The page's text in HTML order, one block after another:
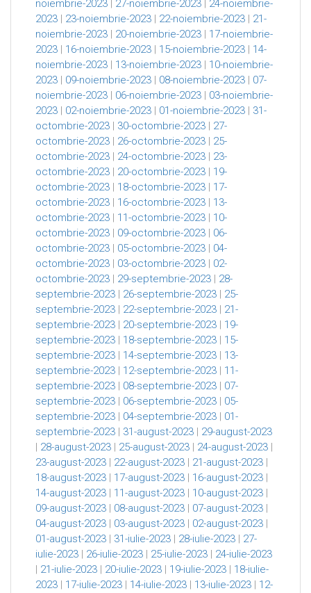
noiembrie-2023 27-noiembrie-2023
24-noiembrie-
2023 | 23-noiembrie-2023 | 22-noiembrie-2023 | 21-
noiembrie-2023 | 20-noiembrie-2023 | 17-noiembrie-
2023 | 16-noiembrie-2023 | 15-noiembrie-2023 | 14-
noiembrie-2023 | 13-noiembrie-2023 | 10-noiembrie-
2023 | 09-noiembrie-2023 | 08-noiembrie-2023 | 07-
noiembrie-2023 | 06-noiembrie-2023 | 03-noiembrie-
2023 | 02-noiembrie-2023 | 01-noiembrie-2023 | 31-
octombrie-2023 | 30-octombrie-2023 | 27-
octombrie-2023 | 26-octombrie-2023 | 25-
octombrie-2023 | 24-octombrie-2023 | 23-
octombrie-2023 | 20-octombrie-2023 | 19-
octombrie-2023 | 18-octombrie-2023 | 17-
octombrie-2023 | 16-octombrie-2023 | 13-
octombrie-2023 | 11-octombrie-2023 | 10-
octombrie-2023 | 09-octombrie-2023 | 06-
octombrie-2023 | 05-octombrie-2023 | 04-
octombrie-2023 | 03-octombrie-2023 | 02-
octombrie-2023 | 29-septembrie-2023 | 28-
septembrie-2023 | 26-septembrie-2023 | 25-
septembrie-2023 | 22-septembrie-2023 | 21-
septembrie-2023 | 20-septembrie-2023 | 19-
septembrie-2023 | 18-septembrie-2023 | 15-
septembrie-2023 | 14-septembrie-2023 | 13-
septembrie-2023 | 12-septembrie-2023 | 11-
septembrie-2023 | 08-septembrie-2023 | 07-
septembrie-2023 | 06-septembrie-2023 | 05-
septembrie-2023 | 04-septembrie-2023 | 01-
septembrie-2023 | 31-august-2023 | 29-august-2023
| 28-august-2023 | 25-august-2023 | 24-august-2023 |
23-august-2023 | 22-august-2023 | 21-august-2023 |
18-august-2023 | 17-august-2023 | 16-august-2023 |
14-august-2023 | 11-august-2023 | 10-august-2023 |
09-august-2023 | 08-august-2023 | 07-august-2023 |
04-august-2023 | 03-august-2023 | 02-august-2023 |
01-august-2023 | 31-iulie-2023 | 28-iulie-2023 | 27-
iulie-2023 | 26-iulie-2023 | 25-iulie-2023 | 24-iulie-2023
| 21-iulie-2023 | 20-iulie-2023 | 19-iulie-2023 | 18-iulie-
2023 | 17-iulie-2023 | 14-iulie-2023 | 13-iulie-2023 | 12-